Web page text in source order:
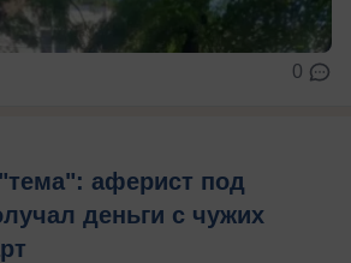
0
аферист под
деньги с чужих